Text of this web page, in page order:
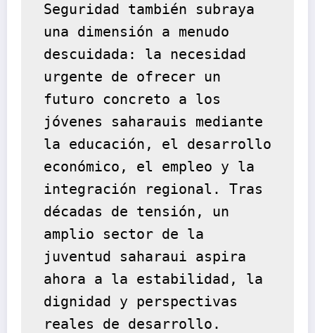
Seguridad también subraya
una dimensión a menudo
descuidada: la necesidad
urgente de ofrecer un
futuro concreto a los
jóvenes saharauis mediante
la educación, el desarrollo
económico, el empleo y la
integración regional. Tras
décadas de tensión, un
amplio sector de la
juventud saharaui aspira
ahora a la estabilidad, la
dignidad y perspectivas
reales de desarrollo.